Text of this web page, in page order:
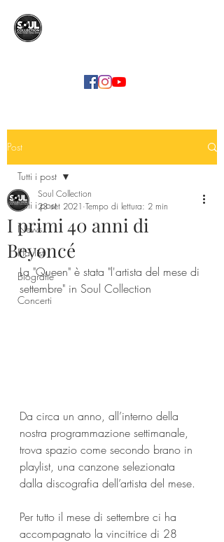
Post
Tutti i post
News
Playlist
Biografie
Concerti
Tutti i post
I primi 40 anni di
Beyoncé
Soul Collection
23 set 2021 Tempo di lettura: 2 min
La "Queen" è stata "l'artista del mese di
settembre" in Soul Collection
Da circa un anno, all’interno della
nostra programmazione settimanale,
trova spazio come secondo brano in
playlist, una canzone selezionata
dalla discografia dell’artista del mese.
Per tutto il mese di settembre ci ha
accompagnato la vincitrice di 28